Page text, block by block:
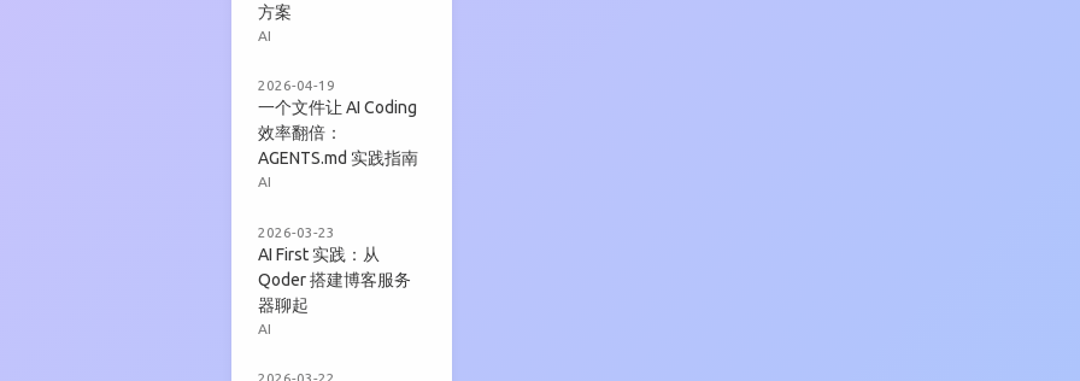
方案
AI
2026-04-19
一个文件让 AI Coding
效率翻倍：
AGENTS.md 实践指南
AI
2026-03-23
AI First 实践：从
Qoder 搭建博客服务
器聊起
AI